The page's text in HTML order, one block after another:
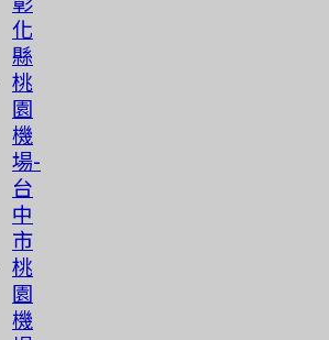
化
縣
桃
園
機
場-
台
中
市
桃
園
機